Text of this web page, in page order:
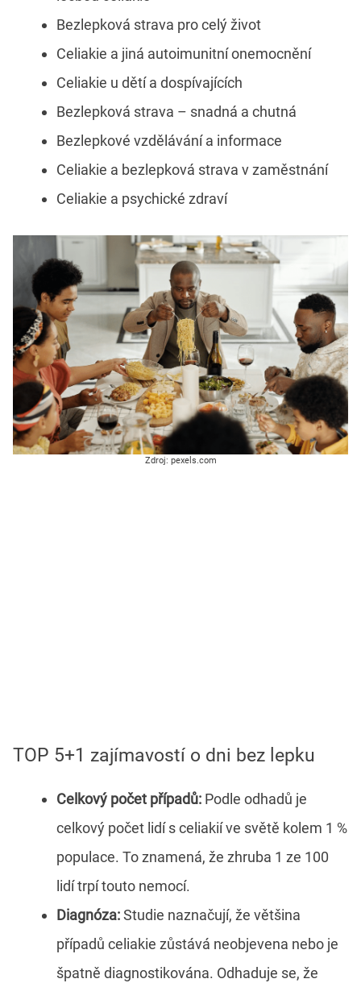
Bezlepková strava pro celý život
Celiakie a jiná autoimunitní onemocnění
Celiakie u dětí a dospívajících
Bezlepková strava – snadná a chutná
Bezlepkové vzdělávání a informace
Celiakie a bezlepková strava v zaměstnání
Celiakie a psychické zdraví
Zdroj: pexels.com
TOP 5+1 zajímavostí o dni bez lepku
Celkový počet případů: Podle odhadů je
celkový počet lidí s celiakií ve světě kolem 1 %
populace. To znamená, že zhruba 1 ze 100
lidí trpí touto nemocí.
Diagnóza:Studie naznačují, že většina
případů celiakie zůstává neobjevena nebo je
špatně diagnostikována. Odhaduje se, že